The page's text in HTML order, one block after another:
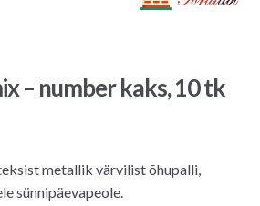
– number kaks, 10 tk
metallik värvilist õhupalli,
sünnipäevapeole.